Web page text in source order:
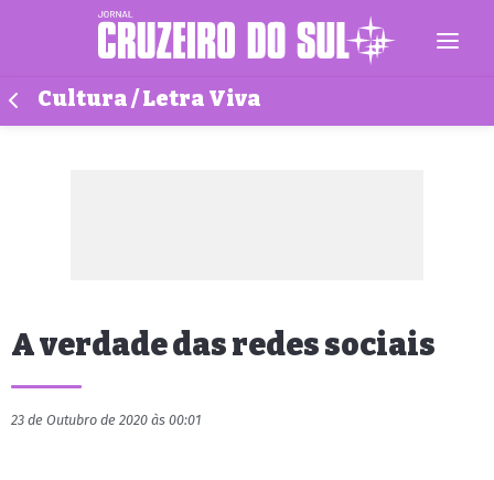
Cultura / Letra Viva
A verdade das redes sociais
23 de Outubro de 2020 às 00:01